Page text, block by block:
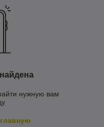
нужную вам